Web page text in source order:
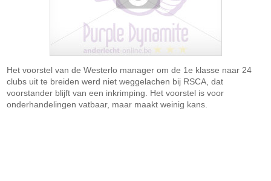
Het voorstel van de Westerlo manager om de 1e klasse naar 24
clubs uit te breiden werd niet weggelachen bij RSCA, dat
voorstander blijft van een inkrimping. Het voorstel is voor
onderhandelingen vatbaar, maar maakt weinig kans.